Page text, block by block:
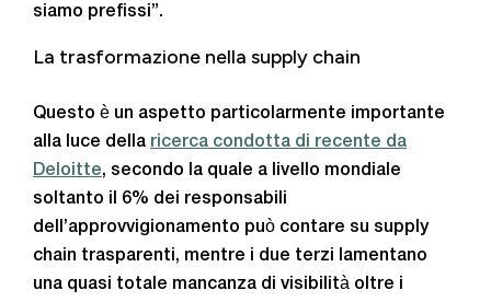
siamo prefissi”.
La trasformazione nella supply chain
Questo è un aspetto particolarmente importante
alla luce della ricerca condotta di recente da
Deloitte, secondo la quale a livello mondiale
soltanto il 6% dei responsabili
dell’approvvigionamento può contare su supply
chain trasparenti, mentre i due terzi lamentano
una quasi totale mancanza di visibilità oltre i